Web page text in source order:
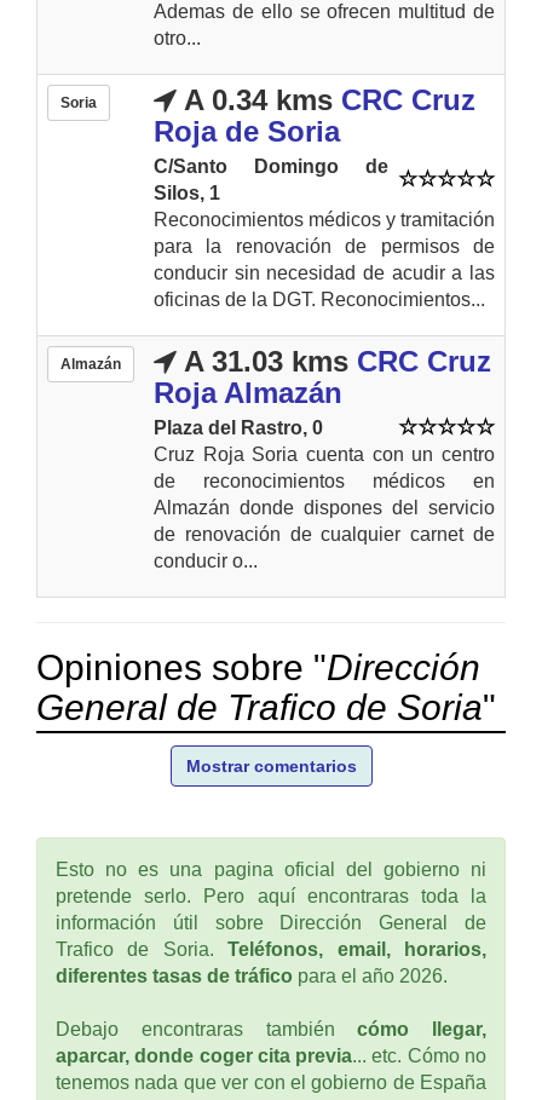
Ademas de ello se ofrecen multitud de
otro...
Soria A 0.34 kms CRC Cruz
Roja de Soria
C/Santo Domingo de
Silos, 1
Reconocimientos médicos y tramitación
para la renovación de permisos de
conducir sin necesidad de acudir a las
oficinas de la DGT. Reconocimientos...
Almazán A 31.03 kms CRC Cruz
Roja Almazán
Plaza del Rastro, 0
Cruz Roja Soria cuenta con un centro
de reconocimientos médicos en
Almazán donde dispones del servicio
de renovación de cualquier carnet de
conducir o...
Opiniones sobre "Dirección
General de Trafico de Soria"
Mostrar comentarios
Esto no es una pagina oficial del gobierno ni
pretende serlo. Pero aquí encontraras toda la
información útil sobre Dirección General de
Trafico de Soria.Teléfonos, email, horarios,
diferentes tasas de tráfico para el año 2026.
Debajo encontraras tambiéncómo llegar,
aparcar, donde coger cita previa... etc. Cómo no
tenemos nada que ver con el gobierno de España